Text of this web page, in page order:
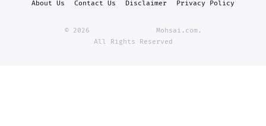
About Us Contact Us Disclaimer Privacy Policy
© 2026                Mohsai.com.
All Rights Reserved